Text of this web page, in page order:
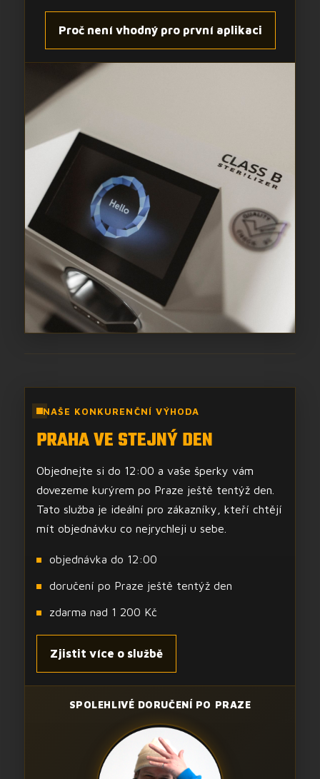
Proč není vhodný pro první aplikaci
NAŠE KONKURENČNÍ VÝHODA
PRAHA VE STEJNÝ DEN
Objednejte si do 12:00 a vaše šperky vám
dovezeme kurýrem po Praze ještě tentýž den.
Tato služba je ideální pro zákazníky, kteří chtějí
mít objednávku co nejrychleji u sebe.
objednávka do 12:00
doručení po Praze ještě tentýž den
zdarma nad 1 200 Kč
Zjistit více o službě
SPOLEHLIVÉ DORUČENÍ PO PRAZE